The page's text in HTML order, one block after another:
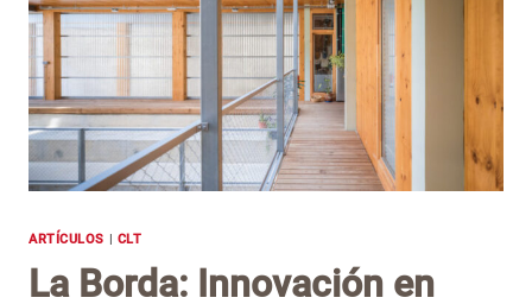
ARTÍCULOS | CLT
La Borda: Innovación en